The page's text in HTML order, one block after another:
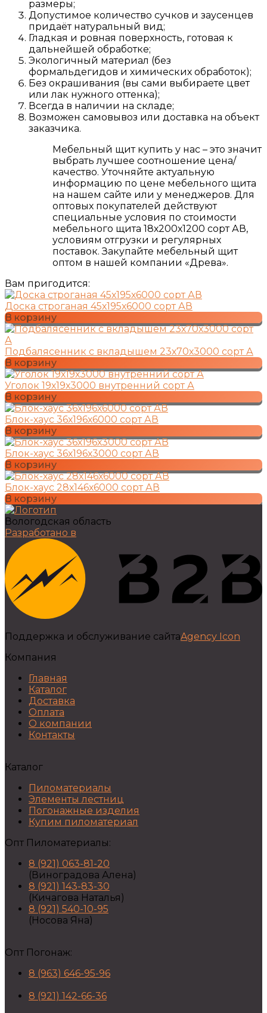
размеры;
Допустимое количество сучков и заусенцев
придаёт натуральный вид;
Гладкая и ровная поверхность, готовая к
дальнейшей обработке;
Экологичный материал (без
формальдегидов и химических обработок);
Без окрашивания (вы сами выбираете цвет
или лак нужного оттенка);
Всегда в наличии на складе;
Возможен самовывоз или доставка на объект
заказчика.
Мебельный щит купить у нас – это значит
выбрать лучшее соотношение цена/
качество. Уточняйте актуальную
информацию по цене мебельного щита
на нашем сайте или у менеджеров. Для
оптовых покупателей действуют
специальные условия по стоимости
мебельного щита 18х200х1200 сорт АВ,
условиям отгрузки и регулярных
поставок. Закупайте мебельный щит
оптом в нашей компании «Древа».
Вам пригодится:
Доска строганая 45х195х6000 сорт АВ
В корзину
Подбалясенник с вкладышем 23х70х3000 сорт А
В корзину
Уголок 19х19х3000 внутренний сорт А
В корзину
Блок-хаус 36х196х6000 сорт АВ
В корзину
Блок-хаус 36х196х3000 сорт АВ
В корзину
Блок-хаус 28х146х6000 сорт АВ
В корзину
Вологодская область
Разработано в
Поддержка и обслуживание сайтаAgency Icon
Компания
Главная
Каталог
Доставка
Оплата
О компании
Контакты
Каталог
Пиломатериалы
Элементы лестниц
Погонажные изделия
Купим пиломатериал
Опт Пиломатериалы:
8 (921) 063-81-20
(Виноградова Алена)
8 (921) 143-83-30
(Кичагова Наталья)
8 (921) 540-10-95
(Носова Яна)
Опт Погонаж:
8 (963) 646-95-96
8 (921) 142-66-36